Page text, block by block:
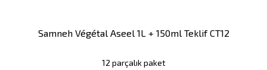
Samneh Végétal Aseel 1L + 150ml Teklif CT12
12 parçalık paket